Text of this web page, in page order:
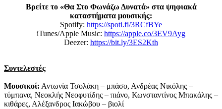
Βρείτε το «Θα Στο Φωνάζω Δυνατά» στα ψηφιακά
καταστήματα μουσικής:
Spotify: https://spoti.fi/3RCfBYe
iTunes/Apple Music: https://apple.co/3EV9Ayg
Deezer: https://bit.ly/3ES2Kth
Συντελεστές
Μουσικοί: Αντωνία Τσολάκη – μπάσο, Ανδρέας Νικόλης –
τύμπανα, Νεοκλής Νεοφυτίδης – πιάνο, Κωνσταντίνος Μπακάλης –
κιθάρες, Αλέξανδρος Ιακώβου – βιολί